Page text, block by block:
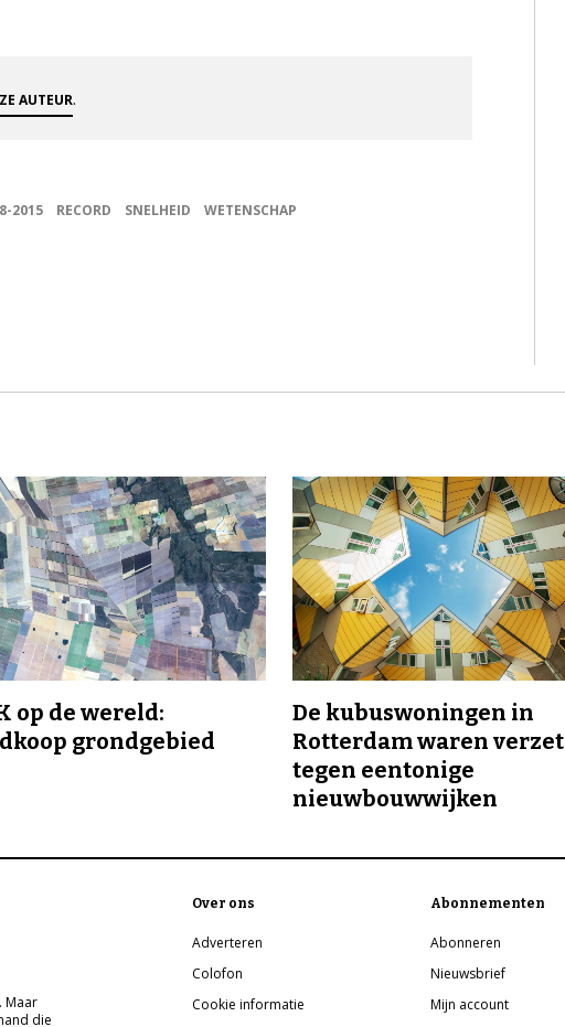
AUTEUR.
2015 RECORD SNELHEID WETENSCHAP
op de wereld:
grondgebied
De kubuswoningen in
Rotterdam waren verzet
tegen eentonige
nieuwbouwwijken
Maar
die
Over ons
Adverteren
Colofon
Cookie informatie
Abonnementen
Abonneren
Nieuwsbrief
Mijn account